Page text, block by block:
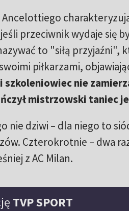
przeciwnik wydaje się
to "siłą przyjaźni",
piłkarzami,
szkoleniowiec nie
mistrzowski taniec
nie dziwi – dla niego to
Czterokrotnie – dwa
z AC Milan.
TVP SPORT